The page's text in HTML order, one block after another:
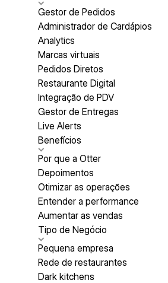
Gestor de Pedidos
Administrador de Cardápios
Analytics
Marcas virtuais
Pedidos Diretos
Restaurante Digital
Integração de PDV
Gestor de Entregas
Live Alerts
Benefícios
Por que a Otter
Depoimentos
Otimizar as operações
Entender a performance
Aumentar as vendas
Tipo de Negócio
Pequena empresa
Rede de restaurantes
Dark kitchens